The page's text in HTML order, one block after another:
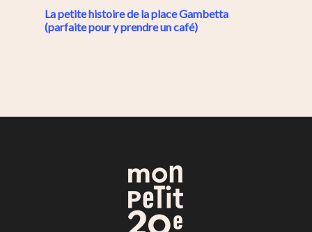
La petite histoire de la place Gambetta
(parfaite pour y prendre un café)